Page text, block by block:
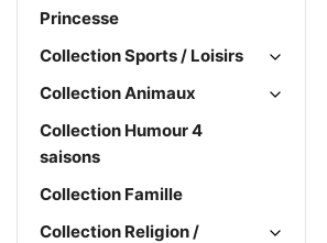
Princesse
Collection Sports / Loisirs
Collection Animaux
Collection Humour 4
saisons
Collection Famille
Collection Religion /